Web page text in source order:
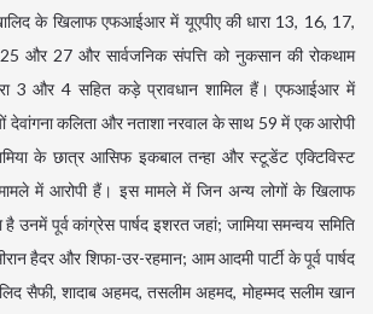
के खिलाफ एफआईआर में यूएपीए की धारा 13, 16, 17,
और 27 और सार्वजनिक संपत्ति को नुकसान की रोकथाम
3 और 4 सहित कड़े प्रावधान शामिल हैं। एफआईआर में
देवांगना कलिता और नताशा नरवाल के साथ 59 में एक आरोपी
के छात्र आसिफ इकबाल तन्हा और स्टूडेंट एक्टिविस्ट
में आरोपी हैं। इस मामले में जिन अन्य लोगों के खिलाफ
उनमें पूर्व कांग्रेस पार्षद इशरत जहां; जामिया समन्वय समिति
हैदर और शिफा-उर-रहमान; आम आदमी पार्टी के पूर्व पार्षद
सैफी, शादाब अहमद, तसलीम अहमद, मोहम्मद सलीम खान